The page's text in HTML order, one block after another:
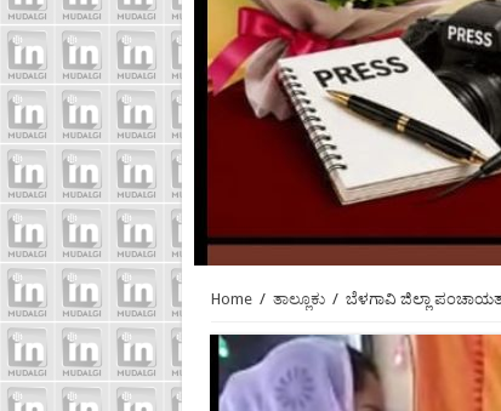
Home / ತಾಲ್ಲೂಕು / ಬೆಳಗಾವಿ ಜಿಲ್ಲಾ